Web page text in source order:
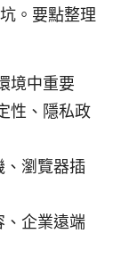
。要點整理
境中重要
性、隱私政
、瀏覽器插
、企業遠端